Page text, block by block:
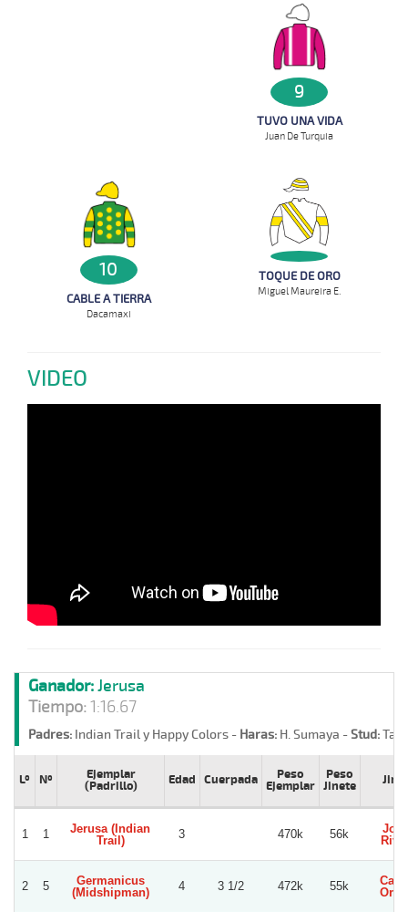
9
TUVO UNA VIDA
Juan De Turquia
10
CABLE A TIERRA
Dacamaxi
TOQUE DE ORO
Miguel Maureira E.
VIDEO
Ganador:Jerusa
Tiempo:1:16.67
Padres: Indian Trail y Happy Colors - Haras: H. Sumaya -Stud:
Lº Nº
Ejemplar
(Padrillo)
Edad Cuerpada
Peso
Ejemplar
Peso
Jinete
1 1
Jerusa (Indian
Trail)
3 470k 56k
2 5
Germanicus
(Midshipman)
4 3 1/2 472k 55k